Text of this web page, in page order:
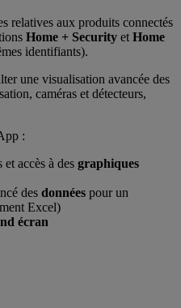
relatives aux produits connectés
Home + Security et Home
identifiants).
une visualisation avancée des
caméras et détecteurs,
:
accès à des graphiques
des données pour un
Excel)
écran